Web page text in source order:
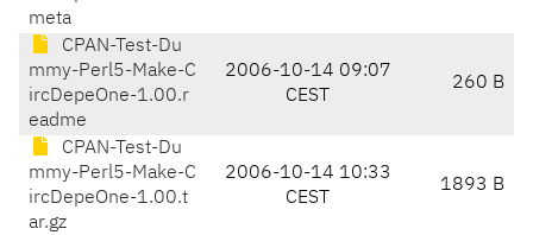
meta
CPAN-Test-Du
mmy-Perl5-Make-C
ircDepeOne-1.00.r
eadme
2006-10-14 09:07
CEST
260 B
CPAN-Test-Du
mmy-Perl5-Make-C
ircDepeOne-1.00.t
ar.gz
2006-10-14 10:33
CEST
1893 B